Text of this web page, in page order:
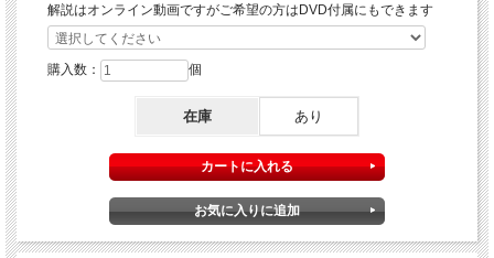
あなたの手にした一輪の花が瞬間的にリボンへと変化
し、次の瞬間さらにステッキへと変わってしまうので
解説はオンライン動画ですがご希望の方はDVD付属にもできます
購入数： 個
在庫 あり